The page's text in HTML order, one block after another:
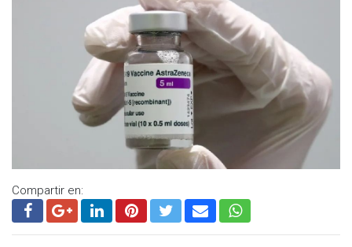
Compartir en: